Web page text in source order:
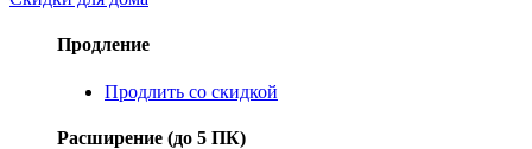
Продление
Продлить со скидкой
Расширение (до 5 ПК)